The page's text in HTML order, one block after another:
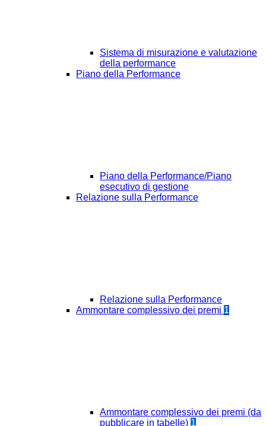
Sistema di misurazione e valutazione
della performance
Piano della Performance
Piano della Performance/Piano
esecutivo di gestione
Relazione sulla Performance
Relazione sulla Performance
Ammontare complessivo dei premi 1
Ammontare complessivo dei premi (da
pubblicare in tabelle) 1